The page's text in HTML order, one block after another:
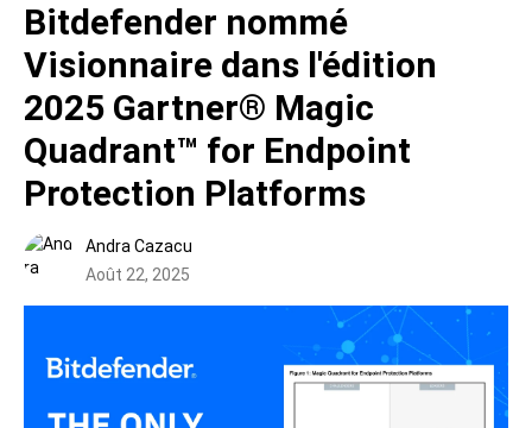
Bitdefender nommé
Visionnaire dans l'édition
2025 Gartner® Magic
Quadrant™ for Endpoint
Protection Platforms
Andra Cazacu
Août 22, 2025